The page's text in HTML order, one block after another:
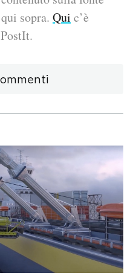
sopra. Qui c’è